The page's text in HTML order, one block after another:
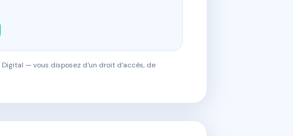
— vous disposez d'un droit d'accès, de